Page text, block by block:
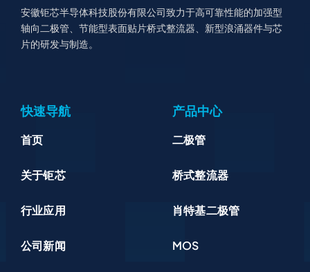
安徽钜芯半导体科技股份有限公司致力于高可靠性能的加强型
轴向二极管、节能型表面贴片桥式整流器、新型浪涌器件与芯
片的研发与制造。
快速导航
首页
关于钜芯
行业应用
公司新闻
产品中心
二极管
桥式整流器
肖特基二极管
MOS